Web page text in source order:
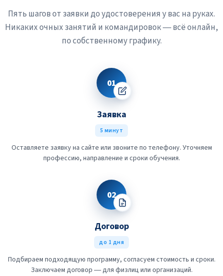
Пять шагов от заявки до удостоверения у вас на руках.
Никаких очных занятий и командировок — всё онлайн,
по собственному графику.
01
Заявка
5 минут
Оставляете заявку на сайте или звоните по телефону. Уточняем
профессию, направление и сроки обучения.
02
Договор
до 1 дня
Подбираем подходящую программу, согласуем стоимость и сроки.
Заключаем договор — для физлиц или организаций.